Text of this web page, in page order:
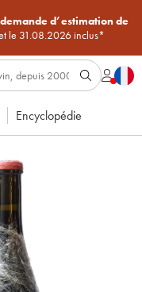
d’estimation de
le 31.08.2026 inclus*
Encyclopédie